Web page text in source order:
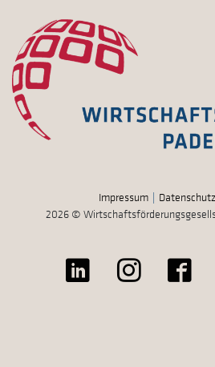
Impressum Datenschutz
2026 ©